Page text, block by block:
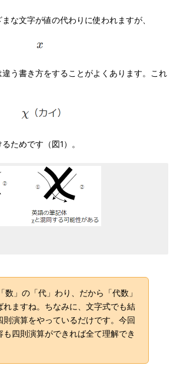
な文字が値の代わりに使われますが、
う書き方をすることがよくあります。これ
ためです（図1）。
数」の「代」わり、だから「代数」
れますね。ちなみに、文字式でも結
則演算をやっているだけです。今回
も四則演算ができれば全て理解でき